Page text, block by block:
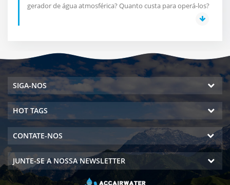
gerador de água atmosférica? Quanto custa para operá-los?
SIGA-NOS
HOT TAGS
CONTATE-NOS
JUNTE-SE A NOSSA NEWSLETTER